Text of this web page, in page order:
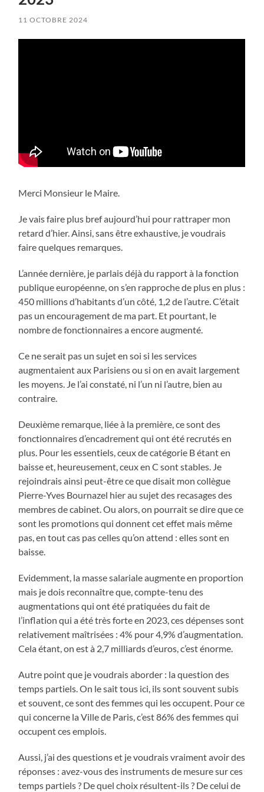
11 OCTOBRE 2024
Merci Monsieur le Maire.
Je vais faire plus bref aujourd’hui pour rattraper mon
retard d’hier. Ainsi, sans être exhaustive, je voudrais
faire quelques remarques.
L’année dernière, je parlais déjà du rapport à la fonction
publique européenne, on s’en rapproche de plus en plus :
450 millions d’habitants d’un côté, 1,2 de l’autre. C’était
pas un encouragement de ma part. Et pourtant, le
nombre de fonctionnaires a encore augmenté.
Ce ne serait pas un sujet en soi si les services
augmentaient aux Parisiens ou si on en avait largement
les moyens. Je l’ai constaté, ni l’un ni l’autre, bien au
contraire.
Deuxième remarque, liée à la première, ce sont des
fonctionnaires d’encadrement qui ont été recrutés en
plus. Pour les essentiels, ceux de catégorie B étant en
baisse et, heureusement, ceux en C sont stables. Je
rejoindrais ainsi peut-être ce que disait mon collègue
Pierre-Yves Bournazel hier au sujet des recasages des
membres de cabinet. Ou alors, on pourrait se dire que ce
sont les promotions qui donnent cet effet mais même
pas, en tout cas pas celles qu’on attend : elles sont en
baisse.
Evidemment, la masse salariale augmente en proportion
mais je dois reconnaître que, compte-tenu des
augmentations qui ont été pratiquées du fait de
l’inflation qui a été très forte en 2023, ces dépenses sont
relativement maîtrisées : 4% pour 4,9% d’augmentation.
Cela étant, on est à 2,7 milliards d’euros, c’est énorme.
Autre point que je voudrais aborder : la question des
temps partiels. On le sait tous ici, ils sont souvent subis
et souvent, ce sont des femmes qui les occupent. Pour ce
qui concerne la Ville de Paris, c’est 86% des femmes qui
occupent ces emplois.
Aussi, j’ai des questions et je voudrais vraiment avoir des
réponses : avez-vous des instruments de mesure sur ces
temps partiels ? De quel choix résultent-ils ? De celui de